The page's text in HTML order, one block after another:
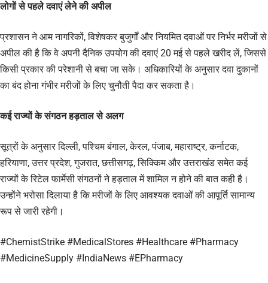
लोगों से पहले दवाएं लेने की अपील
प्रशासन ने आम नागरिकों, विशेषकर बुजुर्गों और नियमित दवाओं पर निर्भर मरीजों से
अपील की है कि वे अपनी दैनिक उपयोग की दवाएं 20 मई से पहले खरीद लें, जिससे
किसी प्रकार की परेशानी से बचा जा सके। अधिकारियों के अनुसार दवा दुकानों
का बंद होना गंभीर मरीजों के लिए चुनौती पैदा कर सकता है।
कई राज्यों के संगठन हड़ताल से अलग
सूत्रों के अनुसार दिल्ली, पश्चिम बंगाल, केरल, पंजाब, महाराष्ट्र, कर्नाटक,
हरियाणा, उत्तर प्रदेश, गुजरात, छत्तीसगढ़, सिक्किम और उत्तराखंड समेत कई
राज्यों के रिटेल फार्मेसी संगठनों ने हड़ताल में शामिल न होने की बात कही है।
उन्होंने भरोसा दिलाया है कि मरीजों के लिए आवश्यक दवाओं की आपूर्ति सामान्य
रूप से जारी रहेगी।
#ChemistStrike #MedicalStores #Healthcare #Pharmacy
#MedicineSupply #IndiaNews #EPharmacy